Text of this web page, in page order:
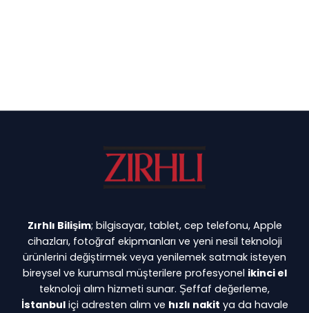
Zırhlı Bilişim; bilgisayar, tablet, cep telefonu, Apple
cihazları, fotoğraf ekipmanları ve yeni nesil teknoloji
ürünlerini değiştirmek veya yenilemek satmak isteyen
bireysel ve kurumsal müşterilere profesyonel ikinci el
teknoloji alım hizmeti sunar. Şeffaf değerleme,
İstanbuliçi adresten alım ve hızlı nakit ya da havale